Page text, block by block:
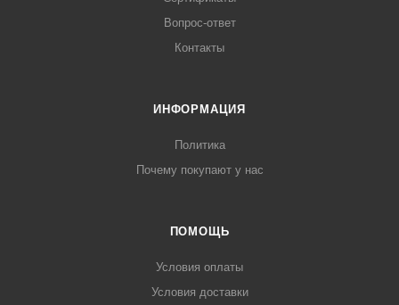
Вопрос-ответ
Контакты
ИНФОРМАЦИЯ
Политика
Почему покупают у нас
ПОМОЩЬ
Условия оплаты
Условия доставки